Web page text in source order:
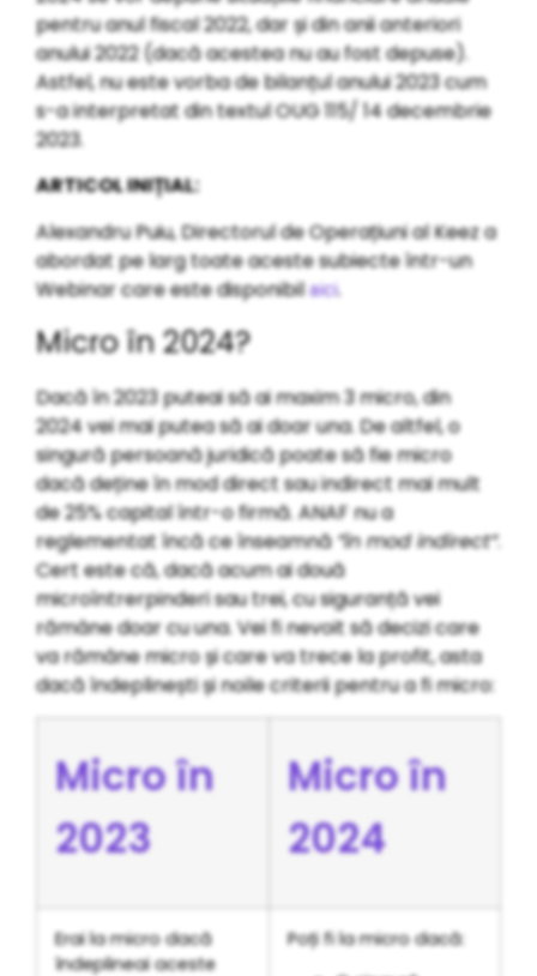
pentru anul fiscal 2022, dar și din anii anteriori
anului 2022 (dacă acestea nu au fost depuse).
Astfel, nu este vorba de bilanțul anului 2023 cum
s-a interpretat din textul OUG 115/ 14 decembrie
2023.
ARTICOL INIȚIAL:
Alexandru Puiu, Directorul de Operațiuni al Keez a
abordat pe larg toate aceste subiecte într-un
Webinar care este disponibilaici.
Micro în 2024?
Dacă în 2023 puteai să ai maxim 3 micro, din
2024 vei mai putea să ai doar una. De altfel, o
singură persoană juridică poate să fie micro
dacă deține în mod direct sau indirect mai mult
de 25% capital într-o firmă. ANAF nu a
reglementat încă ce înseamnă”în mod indirect”.
Cert este că, dacă acum ai două
microîntrerpinderi sau trei, cu siguranță vei
rămâne doar cu una. Vei fi nevoit să decizi care
va rămâne micro și care va trece la profit, asta
dacă îndeplinești și noile criterii pentru a fi micro:
Micro în
2023
Micro în
2024
Erai la micro dacă
îndeplineai aceste
Poți fi la micro dacă: